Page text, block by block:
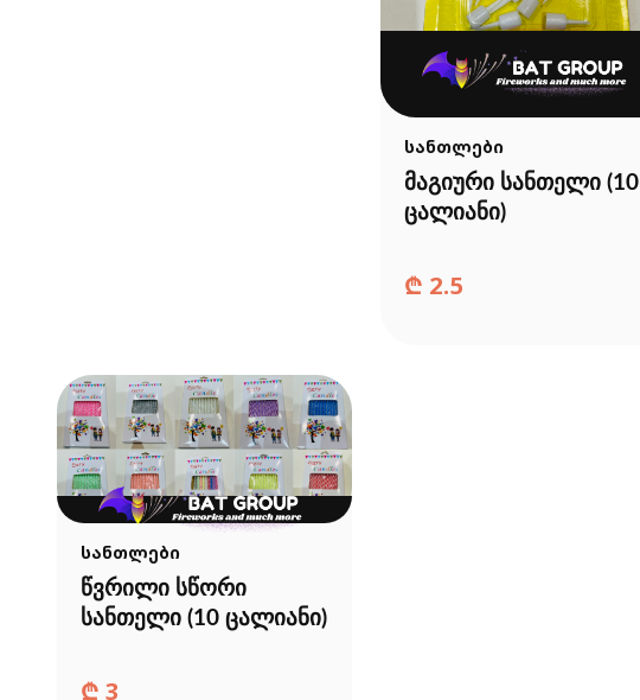
სანთლები
მაგიური სანთელი (10
ცალიანი)
₾ 2.5
სანთლები
წვრილი სწორი
სანთელი (10 ცალიანი)
₾ 3